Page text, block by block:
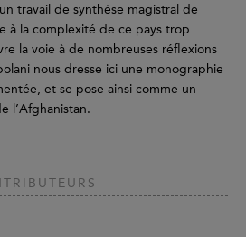
travail de synthèse magistral de
à la complexité de ce pays trop
la voie à de nombreuses réflexions
nous dresse ici une monographie
et se pose ainsi comme un
l’Afghanistan.